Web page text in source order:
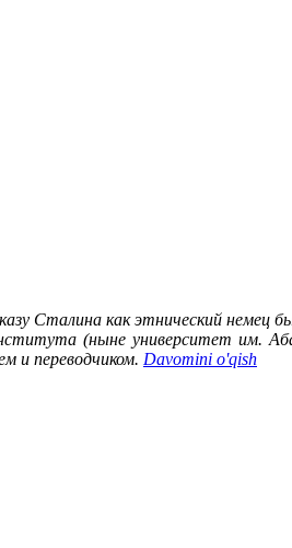
Сталина как этнический немец
института (ныне университет
и переводчиком. Davomini o'qish